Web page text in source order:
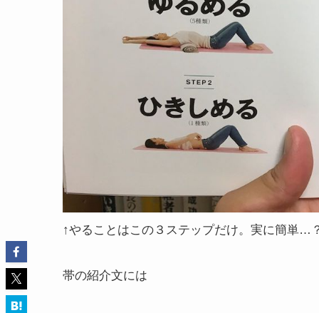
↑やることはこの３ステップだけ。実に簡単…
帯の紹介文には